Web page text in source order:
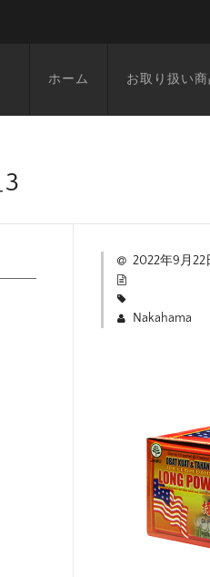
ホーム お取り扱い商
2022年9月22
Nakahama